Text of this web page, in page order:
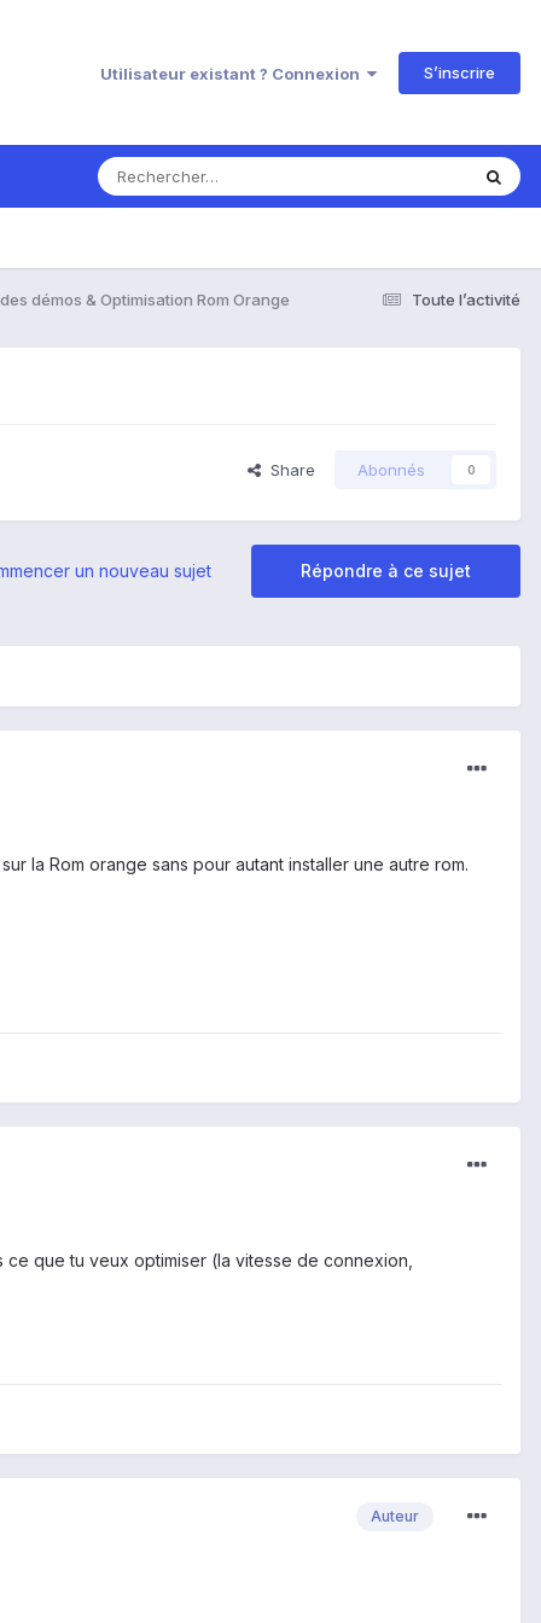
Utilisateur existant ? Connexion S’inscrire
Toute l’activité
démos & Optimisation Rom Orange
Share Abonnés 0
Répondre à ce sujet
un nouveau sujet
la Rom orange sans pour autant installer une autre rom.
que tu veux optimiser (la vitesse de connexion,
Auteur